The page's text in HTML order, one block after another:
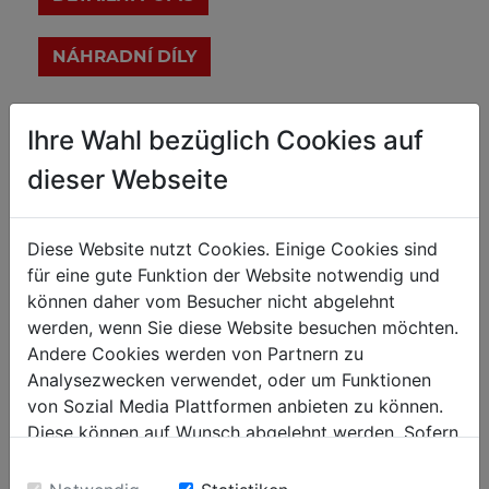
Technické parametry
Jmenovitý výkon S1
[W]
2200 (1500 / 750 / 40 /40)
Napětí
400V / 50Hz
Počet otáček [ot/min]
2840
Obecné rozměry
Vyložení nástroje [mm]
450
Rozměry stolu [mm]
Ihre Wahl bezüglich Cookies auf
dieser Webseite
Diese Website nutzt Cookies. Einige Cookies sind
für eine gute Funktion der Website notwendig und
können daher vom Besucher nicht abgelehnt
werden, wenn Sie diese Website besuchen möchten.
Andere Cookies werden von Partnern zu
Analysezwecken verwendet, oder um Funktionen
von Sozial Media Plattformen anbieten zu können.
Diese können auf Wunsch abgelehnt werden. Sofern
Einwilligung zu unseren Cookies.